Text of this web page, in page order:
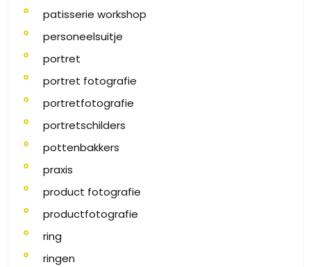
patisserie workshop
personeelsuitje
portret
portret fotografie
portretfotografie
portretschilders
pottenbakkers
praxis
product fotografie
productfotografie
ring
ringen